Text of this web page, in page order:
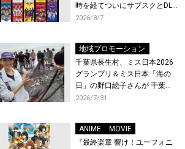
時を経てついにサブスクとDL
配信が解禁！
2026/8/7
地域プロモーション
千葉県長生村、ミス日本2026
グランプリ＆ミス日本「海の
日」の野口絵子さんが 千葉県
唯一の村・長生村で地引網を
2026/7/31
ANIME
MOVIE
『最終楽章 響け！ユーフォニ